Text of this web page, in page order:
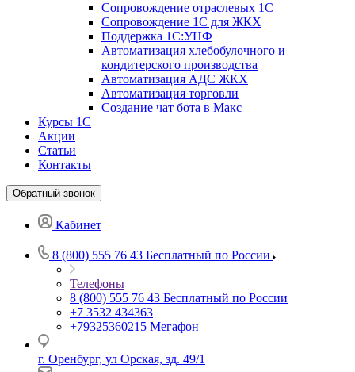
Сопровождение отраслевых 1С
Сопровождение 1С для ЖКХ
Поддержка 1С:УНФ
Автоматизация хлебобулочного и
кондитерского производства
Автоматизация АДС ЖКХ
Автоматизация торговли
Создание чат бота в Макс
Курсы 1С
Акции
Статьи
Контакты
Обратный звонок
Кабинет
8 (800) 555 76 43 Бесплатный по России
Телефоны
8 (800) 555 76 43 Бесплатный по России
+7 3532 434363
+79325360215 Мегафон
г. Оренбург, ул Орская, зд. 49/1